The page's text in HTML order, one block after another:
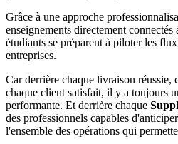
Grâce à une approche
enseignements directement
étudiants se préparent à piloter les
entreprises.
Car derrière chaque livraison réussie,
chaque client satisfait, il y a toujours
performante. Et derrière chaque
des professionnels capables
l'ensemble des opérations qui